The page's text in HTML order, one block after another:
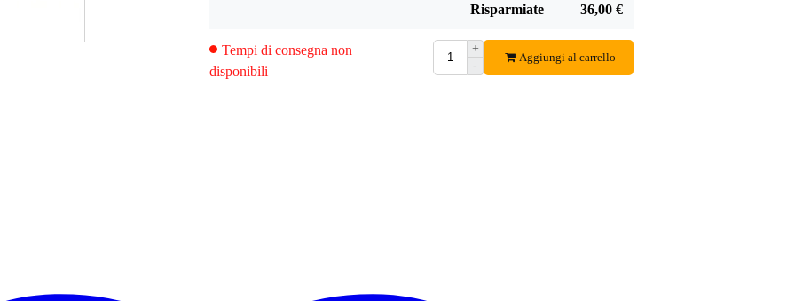
Risparmiate
36,00 €
Tempi di consegna non
disponibili
+
-
Aggiungi al carrello